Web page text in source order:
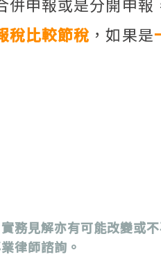
稅比較節稅 ，如果是
務見解亦有可能改變或
律師諮詢。